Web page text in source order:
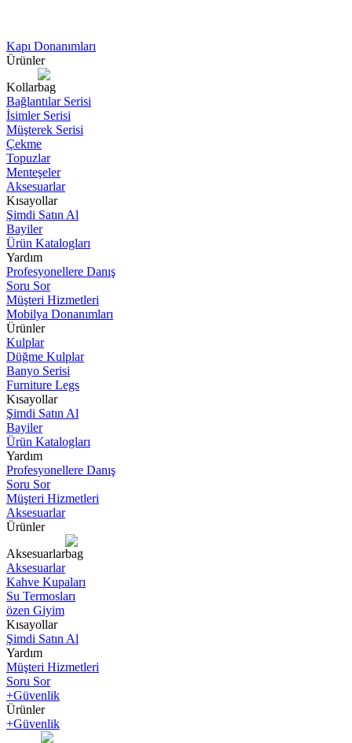
Kapı Donanımları
Ürünler
Kollar
Bağlantılar Serisi
İsimler Serisi
Müşterek Serisi
Çekme
Topuzlar
Menteşeler
Aksesuarlar
Kısayollar
Şimdi Satın Al
Bayiler
Ürün Katalogları
Yardım
Profesyonellere Danış
Soru Sor
Müşteri Hizmetleri
Mobilya Donanımları
Ürünler
Kulplar
Düğme Kulplar
Banyo Serisi
Furniture Legs
Kısayollar
Şimdi Satın Al
Bayiler
Ürün Katalogları
Yardım
Profesyonellere Danış
Soru Sor
Müşteri Hizmetleri
Aksesuarlar
Ürünler
Aksesuarlar
Aksesuarlar
Kahve Kupaları
Su Termosları
özen Giyim
Kısayollar
Şimdi Satın Al
Yardım
Müşteri Hizmetleri
Soru Sor
+Güvenlik
Ürünler
+Güvenlik